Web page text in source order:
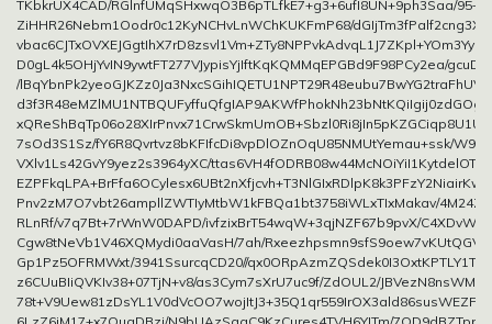
TKbkrUX4CAD/RGlnfUMqSHxwqO3B6pTLfkE7+g3+6ufI8UN+9ph3Saa/
ZiHHR26Nebm1Oodr0c12KyNCHvLnWChKUKFmP68/
D0gL4k5OHjYvIN9ywtFT277VJypisYjIftKqKQMMqEPGBd9F98PCy2ea/
/
7sOd3S1Sz/fY6R8Qvrtvz8bKFIfcDi8vpDlOZnOqU85NMUtYemau+ssk/
VXlv1Ls42GvY9yez2s3964yXC/
Pnv2zM7O7vbt26ampllZWTIyMtbW1kFBQa1bt3758iWLxTIxMakav/
RLnRf/v7q7Bt+7rWnW0DAPD/ivfzixBrT54wqW+3qjNZF67b9pvX/
Cgw8tNeVb1V46XQMydi0aaVasH/7ah/Rxeezhpsmn9sfS9oew7vKUtQGV/
Gp1Pz5OFRMWxt/3941SsurcqCD20//
z6CUuBIiQVKIv38+07TjN+v8/as3Cym7sXrU7uc9f/ZdOUL2/